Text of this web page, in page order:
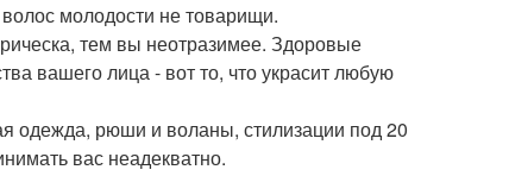
молодости не товарищи.
тем вы неотразимее. Здоровые
вашего лица - вот то, что украсит любую
одежда, рюши и воланы, стилизации под 20
вас неадекватно.